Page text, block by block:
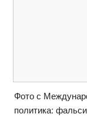
Фото с
политика: